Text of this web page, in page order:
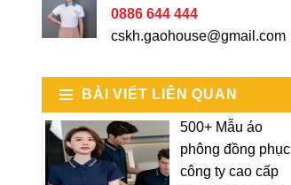
0886 644 444
cskh.gaohouse@gmail.com
BÀI VIẾT LIÊN QUAN
500+ Mẫu áo
phông đồng phục
công ty cao cấp